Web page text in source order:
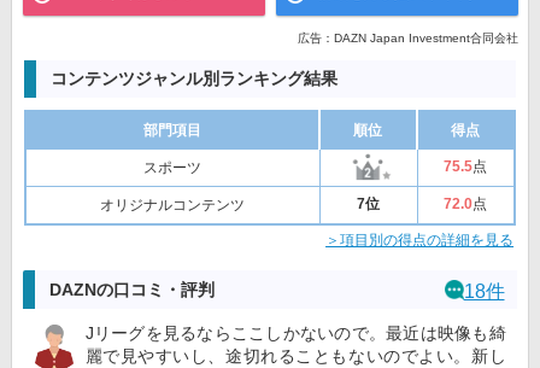
広告：DAZN Japan Investment合同会社
コンテンツジャンル別ランキング結果
部門項目 順位 得点
スポーツ 75.5点
オリジナルコンテンツ 7位 72.0点
＞項目別の得点の詳細を見る
DAZNの口コミ・評判 18件
Jリーグを見るならここしかないので。最近は映像も綺
麗で見やすいし、途切れることもないのでよい。新し